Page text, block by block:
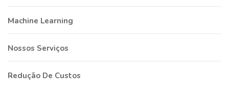
Machine Learning
Nossos Serviços
Redução De Custos